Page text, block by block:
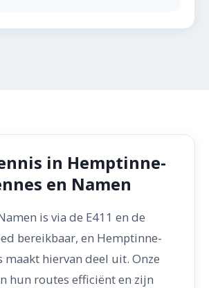
in Hemptinne-
en Namen
is via de E411 en de
bereikbaar, en Hemptinne-
maakt hiervan deel uit. Onze
hun routes efficiënt en zijn